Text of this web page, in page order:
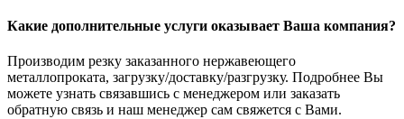
Какие дополнительные услуги оказывает Ваша компания?
Производим резку заказанного нержавеющего
металлопроката, загрузку/доставку/разгрузку. Подробнее Вы
можете узнать связавшись с менеджером или заказать
обратную связь и наш менеджер сам свяжется с Вами.